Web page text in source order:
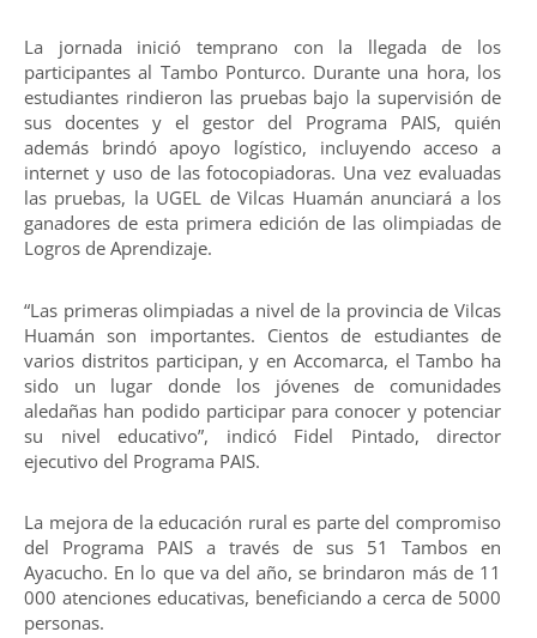
La jornada inició temprano con la llegada de los
participantes al Tambo Ponturco. Durante una hora, los
estudiantes rindieron las pruebas bajo la supervisión de
sus docentes y el gestor del Programa PAIS, quién
además brindó apoyo logístico, incluyendo acceso a
internet y uso de las fotocopiadoras. Una vez evaluadas
las pruebas, la UGEL de Vilcas Huamán anunciará a los
ganadores de esta primera edición de las olimpiadas de
Logros de Aprendizaje.
“Las primeras olimpiadas a nivel de la provincia de Vilcas
Huamán son importantes. Cientos de estudiantes de
varios distritos participan, y en Accomarca, el Tambo ha
sido un lugar donde los jóvenes de comunidades
aledañas han podido participar para conocer y potenciar
su nivel educativo”, indicó Fidel Pintado, director
ejecutivo del Programa PAIS.
La mejora de la educación rural es parte del compromiso
del Programa PAIS a través de sus 51 Tambos en
Ayacucho. En lo que va del año, se brindaron más de 11
000 atenciones educativas, beneficiando a cerca de 5000
personas.